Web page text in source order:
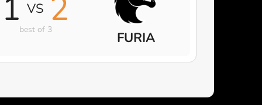
1 VS 2
best of 3 FURIA